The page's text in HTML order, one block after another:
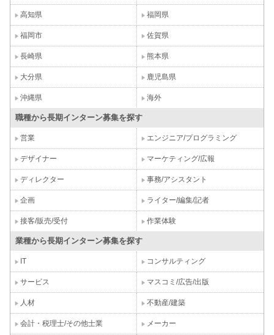
高知県 福岡県
福岡市 佐賀県
長崎県 熊本県
大分県 鹿児島県
沖縄県 海外
職種から長期インターン募集を探す
営業 エンジニア/プログラミング
デザイナー マーケティング/広報
ディレクター 事務/アシスタント
企画 ライター/編集/記者
接客/販売/受付 作業体験
業種から長期インターン募集を探す
IT コンサルティング
サービス マスコミ/広告/出版
人材 不動産/建築
会計・税理士/その他士業 メーカー